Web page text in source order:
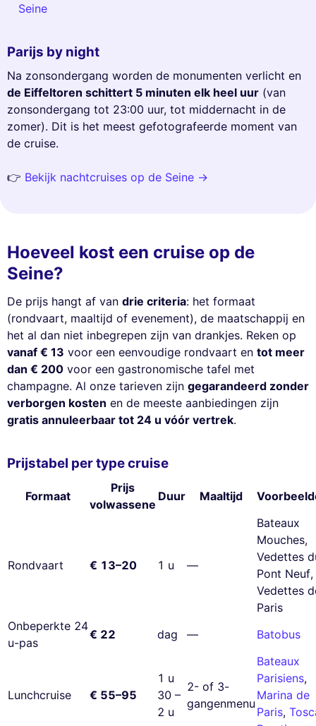
Seine
Parijs by night
Na zonsondergang worden de monumenten verlicht en
de Eiffeltoren schittert 5 minuten elk heel uur (van
zonsondergang tot 23:00 uur, tot middernacht in de
zomer). Dit is het meest gefotografeerde moment van
de cruise.
👉 Bekijk nachtcruises op de Seine →
Hoeveel kost een cruise op de
Seine?
De prijs hangt af van drie criteria: het formaat
(rondvaart, maaltijd of evenement), de maatschappij en
het al dan niet inbegrepen zijn van drankjes. Reken op
vanaf € 13 voor een eenvoudige rondvaart en tot meer
dan € 200 voor een gastronomische tafel met
champagne. Al onze tarieven zijn gegarandeerd zonder
verborgen kosten en de meeste aanbiedingen zijn
gratis annuleerbaar tot 24 u vóór vertrek.
Prijstabel per type cruise
Formaat
Prijs
volwassene
Duur Maaltijd
Rondvaart € 13–20 1 u —
Bateaux
Mouches,
Vedettes
Pont Neuf,
Vedettes
Paris
Onbeperkte 24
u-pas
€ 22 dag — Batobus
Lunchcruise € 55–95
1 u
30 –
2 u
2- of 3-
gangenmenu
Bateaux
Parisiens,
Marina de
Paris,